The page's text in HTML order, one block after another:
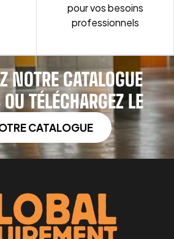
pour vos besoins
professionnels
NOTRE CATALOGUE
TÉLÉCHARGEZ LE
CATALOGUE